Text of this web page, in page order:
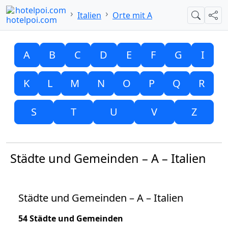
hotelpoi.com Italien Orte mit A Suche
A B C D E F G I
K L M N O P Q R
S T U V Z
Städte und Gemeinden – A – Italien
Städte und Gemeinden – A – Italien
54 Städte und Gemeinden